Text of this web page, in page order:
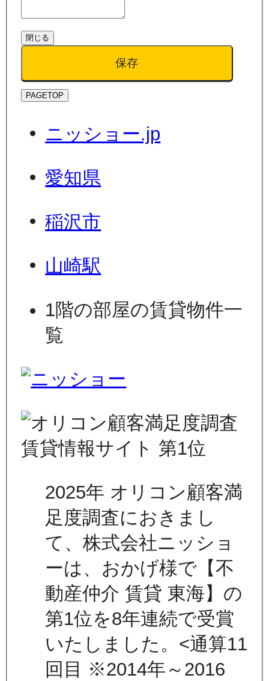
閉じる
保存
PAGETOP
ニッショー.jp
愛知県
稲沢市
山崎駅
1階の部屋の賃貸物件一
覧
2025年 オリコン顧客満
足度調査におきまし
て、株式会社ニッショ
ーは、おかげ様で【不
動産仲介 賃貸 東海】の
第1位を8年連続で受賞
いたしました。<通算11
回目 ※2014年～2016